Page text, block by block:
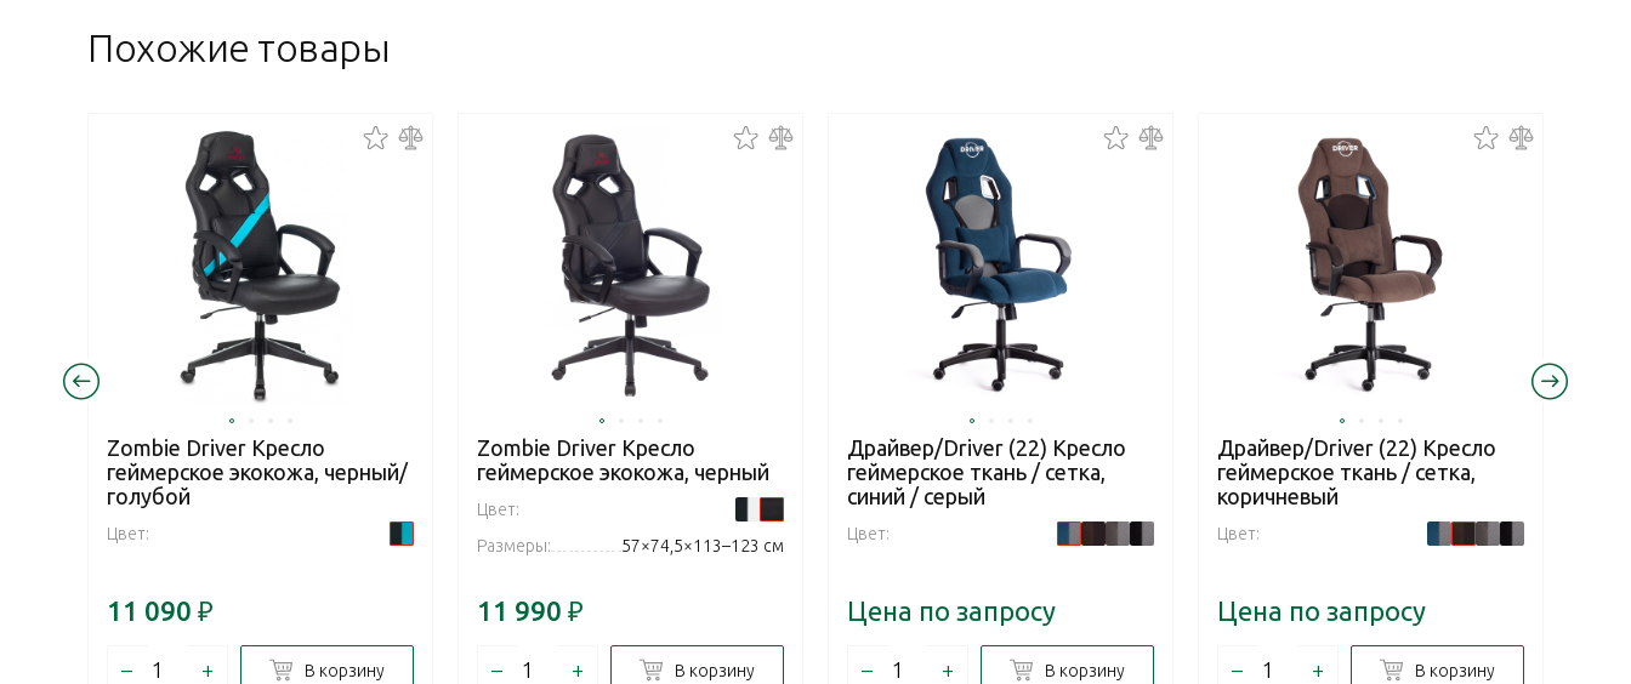
Похожие товары
Zombie Driver Кресло
геймерское экокожа, черный/
голубой
Цвет:
11 090 ₽
– + В корзину
Zombie Driver Кресло
геймерское экокожа, черный
Цвет:
Размеры:
57×74,5×113–123 см
11 990 ₽
– + В корзину
Драйвер/Driver (22) Кресло
геймерское ткань / сетка,
синий / серый
Цвет:
Цена по запросу
– + В корзину
Драйвер/Driver (22) Кресло
геймерское ткань / сетка,
коричневый
Цвет:
Цена по запросу
– + В корзину